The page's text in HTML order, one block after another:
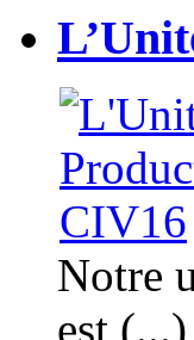
Notre
est (...)